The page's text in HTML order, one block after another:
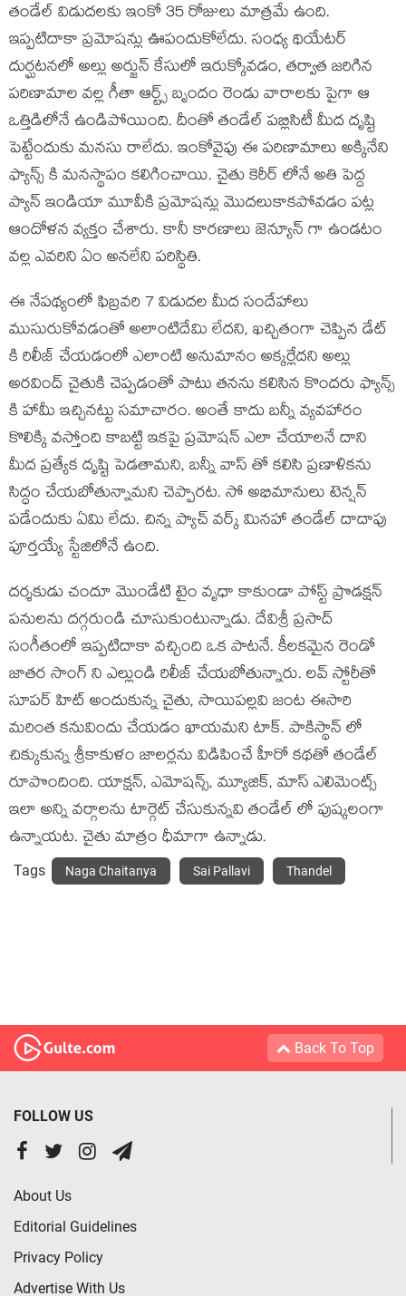
తండేల్ విడుదలకు ఇంకో 35 రోజులు మాత్రమే ఉంది.
ఇప్పటిదాకా ప్రమోషన్లు ఊపందుకోలేదు. సంధ్య థియేటర్
దుర్ఘటనలో అల్లు అర్జున్ కేసులో ఇరుక్కోవడం, తర్వాత జరిగిన
పరిణామాల వల్ల గీతా ఆర్ట్స్ బృందం రెండు వారాలకు పైగా ఆ
ఒత్తిడిలోనే ఉండిపోయింది. దీంతో తండేల్ పబ్లిసిటీ మీద దృష్టి
పెట్టేందుకు మనసు రాలేదు. ఇంకోవైపు ఈ పరిణామాలు అక్కినేని
ఫ్యాన్స్ కి మనస్థాపం కలిగించాయి. చైతు కెరీర్ లోనే అతి పెద్ద
ప్యాన్ ఇండియా మూవీకి ప్రమోషన్లు మొదలుకాకపోవడం పట్ల
ఆందోళన వ్యక్తం చేశారు. కానీ కారణాలు జెన్యూన్ గా ఉండటం
వల్ల ఎవరిని ఏం అనలేని పరిస్థితి.
ఈ నేపథ్యంలో ఫిబ్రవరి 7 విడుదల మీద సందేహాలు
ముసురుకోవడంతో అలాంటిదేమి లేదని, ఖచ్చితంగా చెప్పిన డేట్
కి రిలీజ్ చేయడంలో ఎలాంటి అనుమానం అక్కర్లేదని అల్లు
అరవింద్ చైతుకి చెప్పడంతో పాటు తనను కలిసిన కొందరు ఫ్యాన్స్
కి హామీ ఇచ్చినట్టు సమాచారం. అంతే కాదు బన్నీ వ్యవహారం
కొలిక్కి వస్తోంది కాబట్టి ఇకపై ప్రమోషన్ ఎలా చేయాలనే దాని
మీద ప్రత్యేక దృష్టి పెడతామని, బన్నీ వాస్ తో కలిసి ప్రణాళికను
సిద్ధం చేయబోతున్నామని చెప్పారట. సో అభిమానులు టెన్షన్
పడేందుకు ఏమి లేదు. చిన్న ప్యాచ్ వర్క్ మినహా తండేల్ దాదాపు
పూర్తయ్యే స్టేజిలోనే ఉంది.
దర్శకుడు చందూ మొండేటి టైం వృధా కాకుండా పోస్ట్ ప్రొడక్షన్
పనులను దగ్గరుండి చూసుకుంటున్నాడు. దేవిశ్రీ ప్రసాద్
సంగీతంలో ఇప్పటిదాకా వచ్చింది ఒక పాటనే. కీలకమైన రెండో
జాతర సాంగ్ ని ఎల్లుండి రిలీజ్ చేయబోతున్నారు. లవ్ స్టోరీతో
సూపర్ హిట్ అందుకున్న చైతు, సాయిపల్లవి జంట ఈసారి
మరింత కనువిందు చేయడం ఖాయమని టాక్. పాకిస్థాన్ లో
చిక్కుకున్న శ్రీకాకుళం జాలర్లను విడిపించే హీరో కథతో తండేల్
రూపొందింది. యాక్షన్, ఎమోషన్స్, మ్యూజిక్, మాస్ ఎలిమెంట్స్
ఇలా అన్ని వర్గాలను టార్గెట్ చేసుకున్నవి తండేల్ లో పుష్కలంగా
ఉన్నాయట. చైతు మాత్రం ధీమాగా ఉన్నాడు.
Tags Naga Chaitanya Sai Pallavi Thandel
Back To Top
FOLLOW US
About Us
Editorial Guidelines
Privacy Policy
Advertise With Us